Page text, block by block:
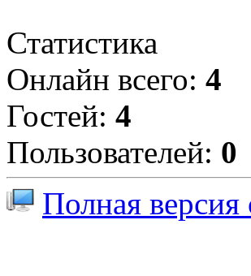
Статистика
Онлайн всего: 4
Гостей: 4
Пользователей: 0
Полная версия